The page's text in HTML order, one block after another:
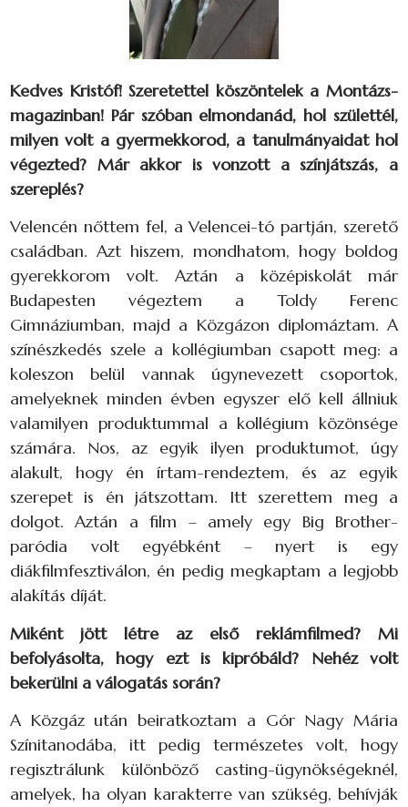
Kedves Kristóf! Szeretettel köszöntelek a Montázs-
magazinban! Pár szóban elmondanád, hol születtél,
milyen volt a gyermekkorod, a tanulmányaidat hol
végezted? Már akkor is vonzott a színjátszás, a
szereplés?
Velencén nőttem fel, a Velencei-tó partján, szerető
családban. Azt hiszem, mondhatom, hogy boldog
gyerekkorom volt. Aztán a középiskolát már
Budapesten végeztem a Toldy Ferenc
Gimnáziumban, majd a Közgázon diplomáztam. A
színészkedés szele a kollégiumban csapott meg: a
koleszon belül vannak úgynevezett csoportok,
amelyeknek minden évben egyszer elő kell állniuk
valamilyen produktummal a kollégium közönsége
számára. Nos, az egyik ilyen produktumot, úgy
alakult, hogy én írtam-rendeztem, és az egyik
szerepet is én játszottam. Itt szerettem meg a
dolgot. Aztán a film – amely egy Big Brother-
paródia volt egyébként – nyert is egy
diákfilmfesztiválon, én pedig megkaptam a legjobb
alakítás díját.
Miként jött létre az első reklámfilmed? Mi
befolyásolta, hogy ezt is kipróbáld? Nehéz volt
bekerülni a válogatás során?
A Közgáz után beiratkoztam a Gór Nagy Mária
Színitanodába, itt pedig természetes volt, hogy
regisztrálunk különböző casting-ügynökségeknél,
amelyek, ha olyan karakterre van szükség, behívják